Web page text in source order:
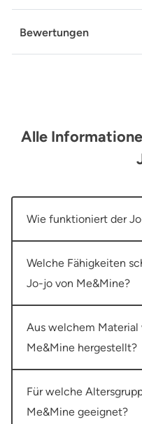
Bewertungen
Alle
Wie funktioniert der
Welche Fähigkeiten
Jo-jo von Me&Mine?
Aus welchem
Me&Mine hergestellt?
Für welche
Me&Mine geeignet?